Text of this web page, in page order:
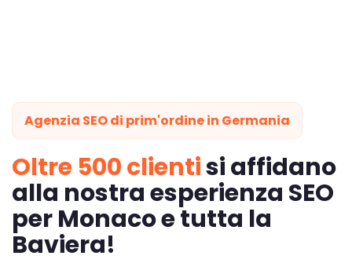
Agenzia SEO di prim'ordine in Germania
Oltre 500 clientisi affidano
alla nostra esperienza SEO
per Monaco e tutta la
Baviera!